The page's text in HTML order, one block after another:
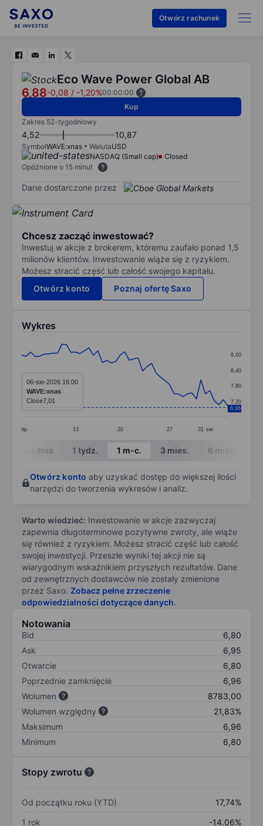
Otwórz rachunek
Eco Wave Power Global AB
6,88-0,08 / -1,20%00:00:00
Kup
Zakres 52-tygodniowy
4,52 10,87
SymbolWAVE:xnas WalutaUSD
NASDAQ (Small cap)
Closed
Opóźnione o 15 minut
Dane dostarczone przez
Chcesz zacząć inwestować?
Inwestuj w akcje z brokerem, któremu zaufało ponad 1,5
milionów klientów. Inwestowanie wiąże się z ryzykiem.
Możesz stracić część lub całość swojego kapitału.
Otwórz konto
Poznaj ofertę Saxo
Wykres
Line chart with 47 data points.
The chart has 1 X axis displaying categories.
The chart has 1 Y axis displaying values. Data
lip 13 20 27 31 sie
7,20
7,80
8,40
9,00
6,96
06-sie-2026 16:00
WAVE:xnas
Close7,01
End of interactive chart.
W ciągu dnia 1 tydz. 1 m-c. 3 mies. 6 mies.
Otwórz konto aby uzyskać dostęp do większej ilości
narzędzi do tworzenia wykresów i analiz.
Warto wiedzieć: Inwestowanie w akcje zazwyczaj
zapewnia długoterminowe pozytywne zwroty, ale wiąże
się również z ryzykiem. Możesz stracić część lub całość
swojej inwestycji. Przeszłe wyniki tej akcji nie są
wiarygodnym wskaźnikiem przyszłych rezultatów. Dane
od zewnętrznych dostawców nie zostały zmienione
przez Saxo. Zobacz pełne zrzeczenie
odpowiedzialności dotyczące danych.
Notowania
Bid
6,80
Ask
6,95
Otwarcie
6,80
Poprzednie zamknięcie
6,96
Wolumen
8783,00
Wolumen względny
21,83%
Maksimum
6,96
Minimum
6,80
Stopy zwrotu
Od początku roku (YTD)
17,74%
1 rok
-14,06%